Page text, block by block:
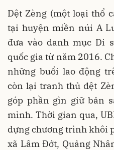
Dệt Zèng (một loại thổ
tại huyện miền núi A
đưa vào danh mục Di
quốc gia từ năm 2016.
những buổi lao động
còn lại tranh thủ dệt
góp phần gìn giữ bản
mình. Thời gian qua,
dựng chương trình khôi
xã Lâm Đớt, Quảng